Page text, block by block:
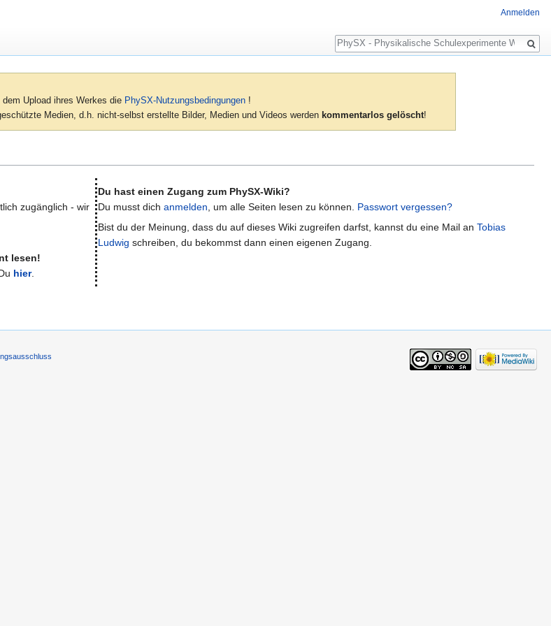
Upload ihres Werkes die PhySX-Nutzungsbedingungen !
Medien, d.h. nicht-selbst erstellte Bilder, Medien und Videos werden kommentarlos gelöscht!
zugänglich - wir
lesen!
hier.
Du hast einen Zugang zum PhySX-Wiki?
Du musst dich anmelden , um alle Seiten lesen zu können. Passwort vergessen?
Bist du der Meinung, dass du auf dieses Wiki zugreifen darfst, kannst du eine Mail an Tobias
Ludwig schreiben, du bekommst dann einen eigenen Zugang.
Anmelden
Suche